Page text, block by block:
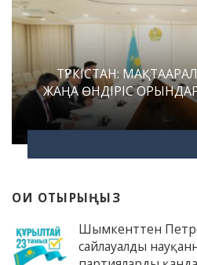
ТҮРКІСТАН:
ЖАҢА ӨНДІРІС
ОҚИ ОТЫРЫҢЫЗ
Шымкенттен
сайлауалды